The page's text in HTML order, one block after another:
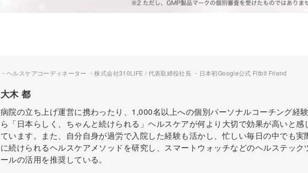
・ヘルスケアコーディネーター ・株式会社310LIFE / 代表取締役社長 ・日本初Google公式 Fitbit Friend
大木 都
病院の立ち上げ運営に携わったり、1,000名以上への個別パーソナルコーチング経
ら「日本らしく、ちゃんと続けられる」ヘルスケアが何より大切で効果が高いと感
ています。また、自分自身が過労で入院した経験も活かし、忙しい毎日の中でも実
に続けられるヘルスケアメソッドを研究し、スマートウォッチなどのヘルステック
ールの活用を推奨している。